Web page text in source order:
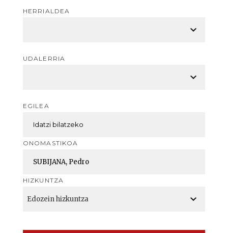
HERRIALDEA
UDALERRIA
EGILEA
ONOMASTIKOA
HIZKUNTZA